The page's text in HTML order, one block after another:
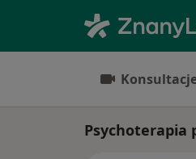
Psychoterapia